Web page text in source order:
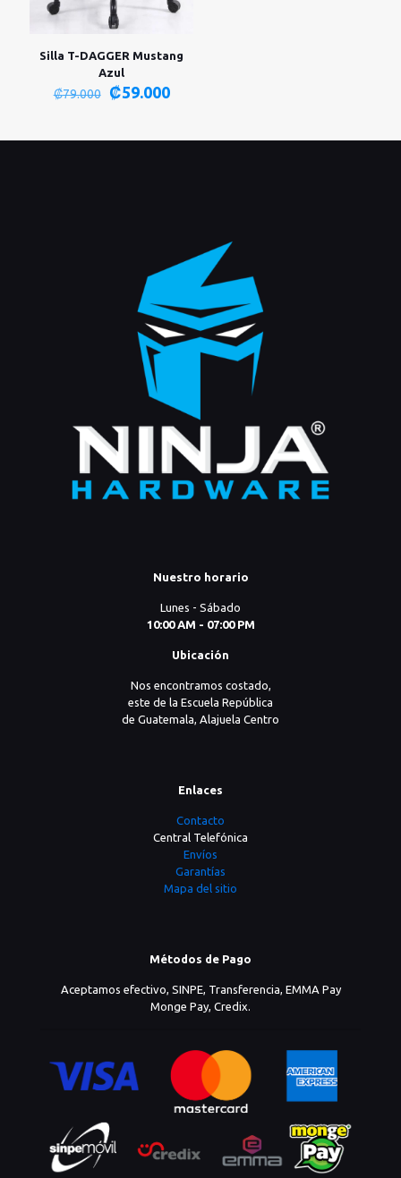
Silla T-DAGGER Mustang
Azul
₡79.000
El
era:
₡59.000El
es:
Nuestro horario
Lunes - Sábado
10:00 AM - 07:00 PM
Ubicación
Nos encontramos costado,
este de la Escuela República
de Guatemala, Alajuela Centro
Enlaces
Contacto
Central Telefónica
Envíos
Garantías
Mapa del sitio
Métodos de Pago
Aceptamos efectivo, SINPE, Transferencia, EMMA Pay
Monge Pay, Credix.